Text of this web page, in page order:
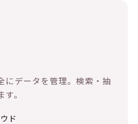
にデータを管理。検索・抽
。
ド